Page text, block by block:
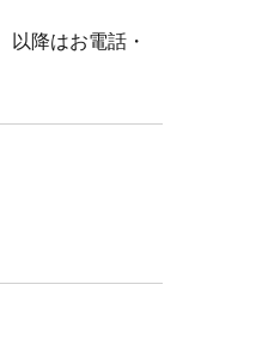
降はお電話・